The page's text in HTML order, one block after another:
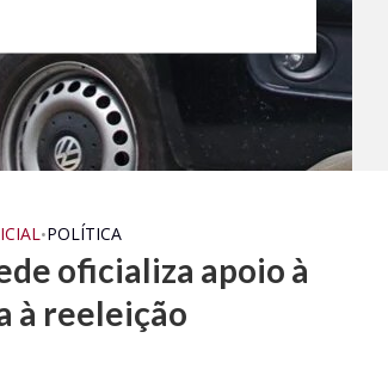
•POLÍTICA
oficializa apoio à
à reeleição